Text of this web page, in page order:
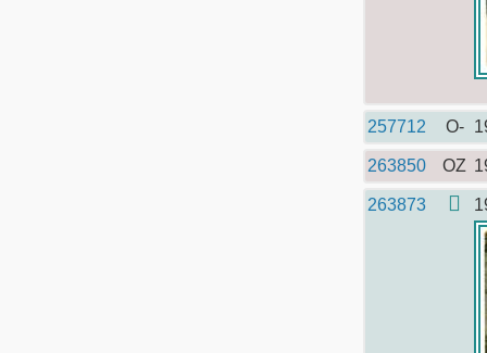
257712 O-
263850 OZ
263873